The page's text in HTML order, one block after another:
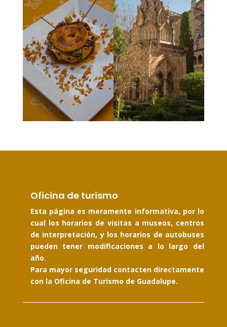
Oficina de turismo
Esta página es meramente informativa, por lo
cual los horarios de visitas a museos, centros
de interpretación, y los horarios de autobuses
pueden tener modificaciones a lo largo del
año.
Para mayor seguridad contacten directamente
con la Oficina de Turismo de Guadalupe.